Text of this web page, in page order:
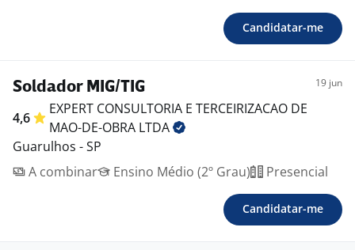
Candidatar-me
Soldador MIG/TIG 19 jun
4,6
EXPERT CONSULTORIA E TERCEIRIZACAO DE
MAO-DE-OBRA LTDA
Guarulhos - SP
A combinar
Ensino Médio (2º Grau) Presencial
Candidatar-me